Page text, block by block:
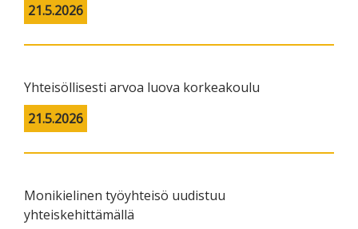
21.5.2026
Yhteisöllisesti arvoa luova korkeakoulu
21.5.2026
Monikielinen työyhteisö uudistuu
yhteiskehittämällä